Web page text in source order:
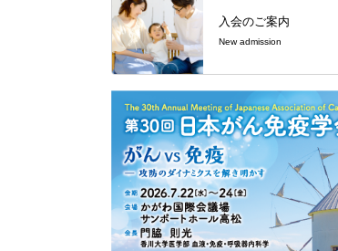
入会のご案内
New admission